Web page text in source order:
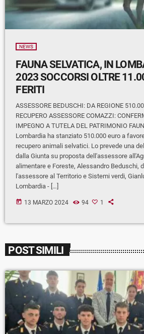
NEWS
FAUNA SELVATICA, IN
2023 SOCCORSI OLTRE
FERITI
ASSESSORE BEDUSCHI: DA REGIONE
RECUPERO ASSESSORE COMAZZI:
IMPEGNO A TUTELA DEL PATRIMONIO
Lombardia ha stanziato 510.000 euro a
recupero animali selvatici. Lo prevede una
dalla Giunta su proposta dell'assessore
alimentare e Foreste, Alessandro Beduschi,
l'assessore al Territorio e Sistemi verdi,
Lombardia - […]
today 13 MARZO 2024 94 1
POST SIMILI